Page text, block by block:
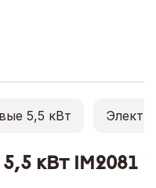
5,5 кВт
кВт IM2081